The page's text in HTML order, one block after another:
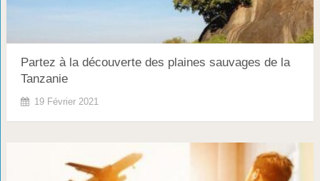
Partez à la découverte des plaines sauvages de la
Tanzanie
19 Février 2021